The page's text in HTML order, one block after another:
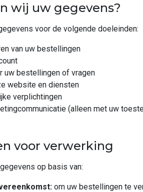
wij uw gegevens?
voor de volgende doeleinden:
van uw bestellingen
uw bestellingen of vragen
website en diensten
verplichtingen
(alleen met uw
voor verwerking
op basis van:
om uw bestellingen te